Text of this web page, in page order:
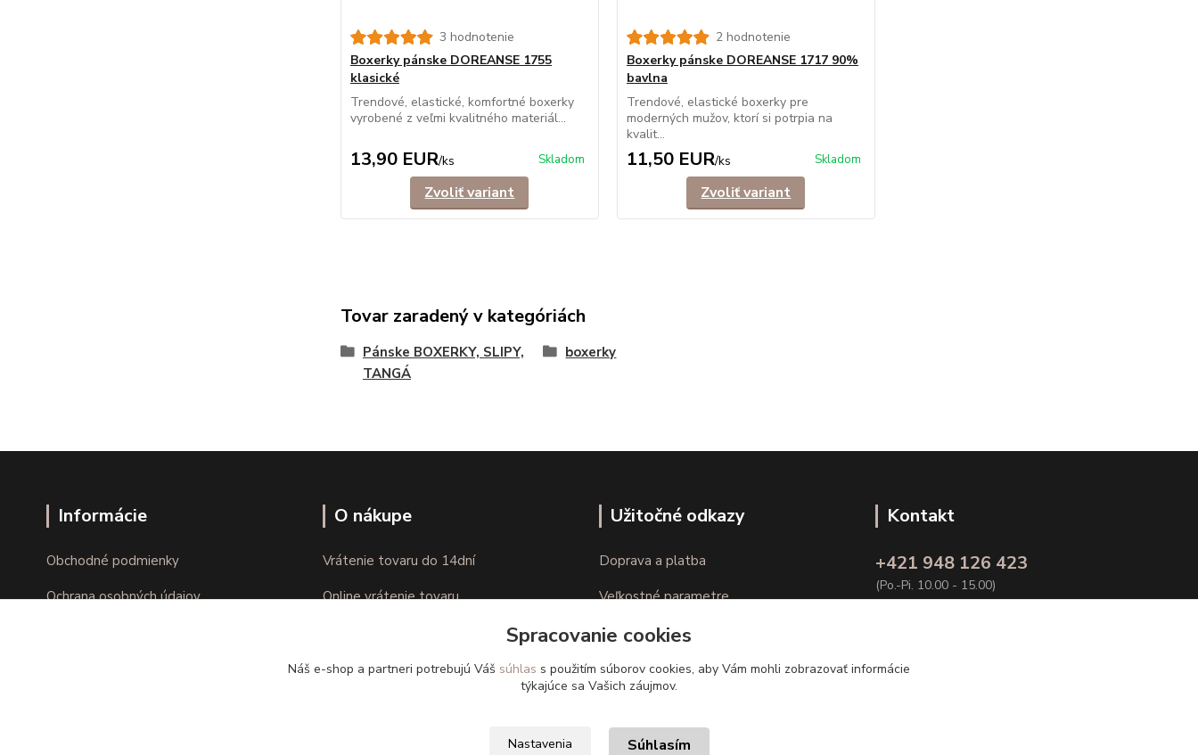
3 hodnotenie
Boxerky pánske DOREANSE 1755
klasické
Trendové, elastické, komfortné boxerky
vyrobené z veľmi kvalitného materiál...
13,90 EUR/ks Skladom
Zvoliť variant
2 hodnotenie
Boxerky pánske DOREANSE 1717 90%
bavlna
Trendové, elastické boxerky pre
moderných mužov, ktorí si potrpia na
kvalit...
11,50 EUR/ks Skladom
Zvoliť variant
Tovar zaradený v kategóriách
Pánske BOXERKY, SLIPY,
TANGÁ
boxerky
Informácie
Obchodné podmienky
Ochrana osobných údajov
O nákupe
Vrátenie tovaru do 14dní
Online vrátenie tovaru
Užitočné odkazy
Doprava a platba
Veľkostné parametre
Ako nakupovať
Kontakt
+421 948 126 423
(Po.-Pi. 10.00 - 15.00)
Spracovanie cookies
Náš e-shop a partneri potrebujú Váš súhlas s použitím súborov cookies, aby Vám mohli zobrazovať informácie
týkajúce sa Vašich záujmov.
Nastavenia Súhlasím